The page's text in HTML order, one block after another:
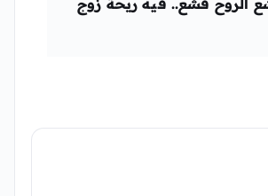
الروح قشع.. فيه ريحة زوج